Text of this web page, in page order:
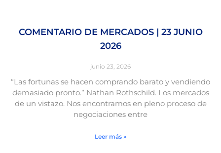
COMENTARIO DE MERCADOS | 23 JUNIO
2026
junio 23, 2026
“Las fortunas se hacen comprando barato y vendiendo
demasiado pronto.” Nathan Rothschild. Los mercados
de un vistazo. Nos encontramos en pleno proceso de
negociaciones entre
Leer más »